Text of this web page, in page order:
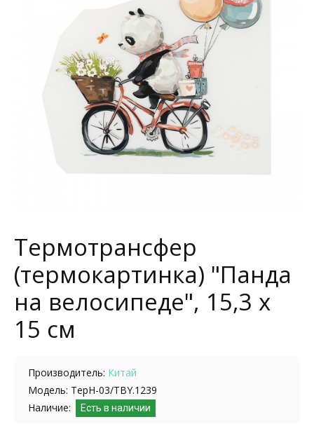
Термотрансфер
(термокартинка) "Панда
на велосипеде", 15,3 х
15 см
Производитель: Китай
Модель: ТерН-03/TBY.1239
Наличие:
Есть в наличии